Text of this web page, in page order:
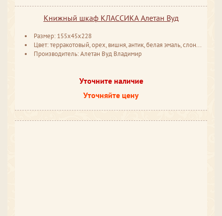
Книжный шкаф КЛАССИКА Алетан Вуд
Размер: 155x45x228
Цвет: терракотовый, орех, вишня, антик, белая эмаль, слоновая кость
Производитель: Алетан Вуд Владимир
Уточните наличие
Уточняйте цену